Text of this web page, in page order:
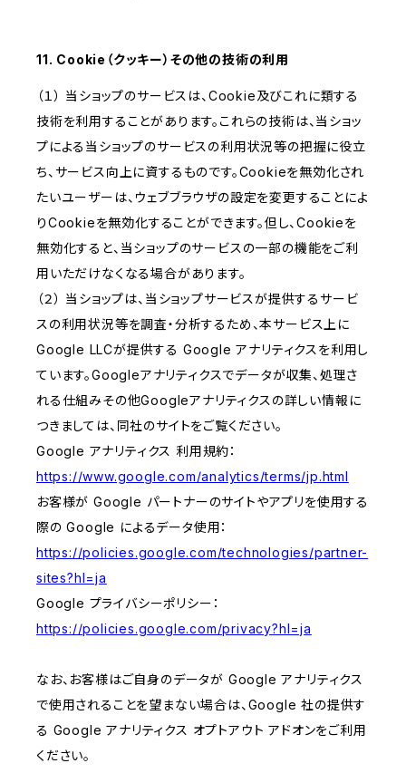
11. Cookie（クッキー）その他の技術の利用
（１） 当ショップのサービスは、Cookie及びこれに類する
技術を利用することがあります。これらの技術は、当ショッ
プによる当ショップのサービスの利用状況等の把握に役立
ち、サービス向上に資するものです。Cookieを無効化され
たいユーザーは、ウェブブラウザの設定を変更することによ
りCookieを無効化することができます。但し、Cookieを
無効化すると、当ショップのサービスの一部の機能をご利
用いただけなくなる場合があります。
（２） 当ショップは、当ショップサービスが提供するサービ
スの利用状況等を調査・分析するため、本サービス上に
Google LLCが提供する Google アナリティクスを利用し
ています。Googleアナリティクスでデータが収集、処理さ
れる仕組みその他Googleアナリティクスの詳しい情報に
つきましては、同社のサイトをご覧ください。
Google アナリティクス 利用規約：
https://www.google.com/analytics/terms/jp.html
お客様が Google パートナーのサイトやアプリを使用する
際の Google によるデータ使用：
https://policies.google.com/technologies/partner-
sites?hl=ja
Google プライバシーポリシー：
https://policies.google.com/privacy?hl=ja
なお、お客様はご自身のデータが Google アナリティクス
で使用されることを望まない場合は、Google 社の提供す
る Google アナリティクス オプトアウト アドオンをご利用
ください。